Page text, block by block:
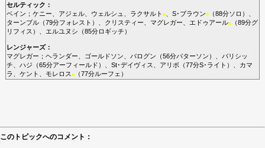
セルティック ：
ベイン ； ケニー アジェル、 ウェルシュ ラクサルト ■、 S･ブラウン■（88分ソロ ）、
ターンブル（79分フォレスト ）、 クリスティー マグレガー エドゥアール■（89分グ
リフィス ）、 エルユヌシ （85分ロギッチ ）
レンジャーズ：
マグレガー ； ヘランダー ゴールドソン バログン （56分パターソン ）、 バリシッ
チ
ハジ （65分アーフィールド ）、 St･デイヴィス アリボ（77分S･ライト ）、 カマ
ラ
ケント モレロス ■（77分ルーフェ ）
このトピックへのコメント：